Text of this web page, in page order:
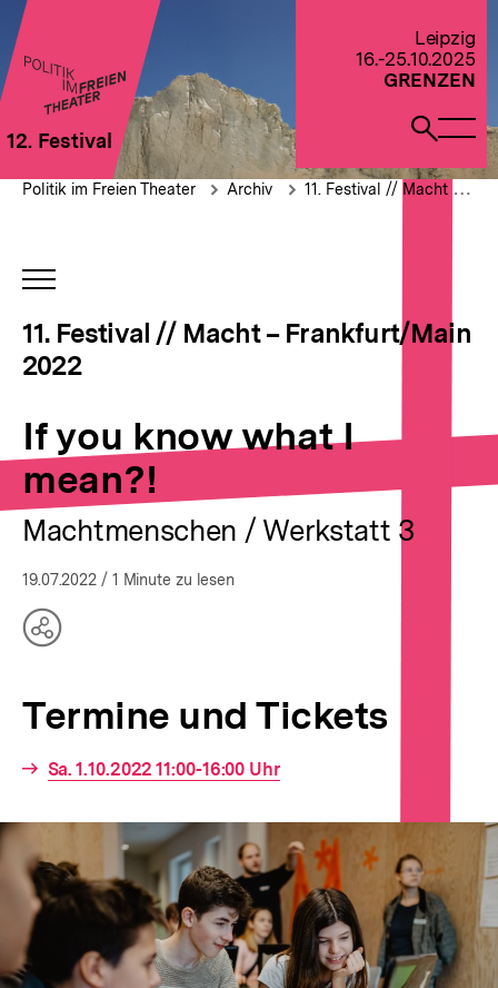
Direkt
zum
Seiteninhalt
springen
12. Festival
Leipzig
16.-25.10.2025
GRENZEN
öffnen
If
mean?!
Brotkrümelnavigation
Pfadnavigation
Politik im Freien Theater Archiv 11. Festival // Macht – Frankfurt/Main 2022
INHALTSNAVIGATION
11. Festival // Macht – Frankfurt/Main
2022
If you know what I
mean?!
Machtmenschen / Werkstatt 3
19.07.2022 / 1 Minute zu lesen
Teilen
Termine und Tickets
Interner
Sa. 1.10.2022 11:00-16:00 Uhr